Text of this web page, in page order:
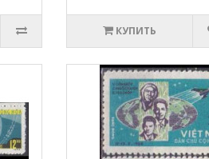
КУПИТЬ